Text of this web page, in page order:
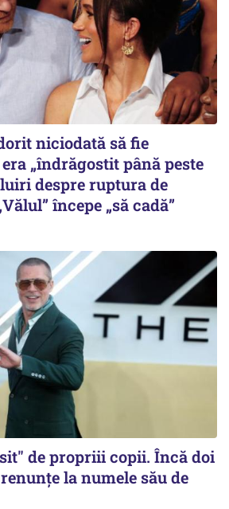
niciodată să fie
„îndrăgostit până peste
despre ruptura de
începe „să cadă”
de propriii copii. Încă doi
la numele său de